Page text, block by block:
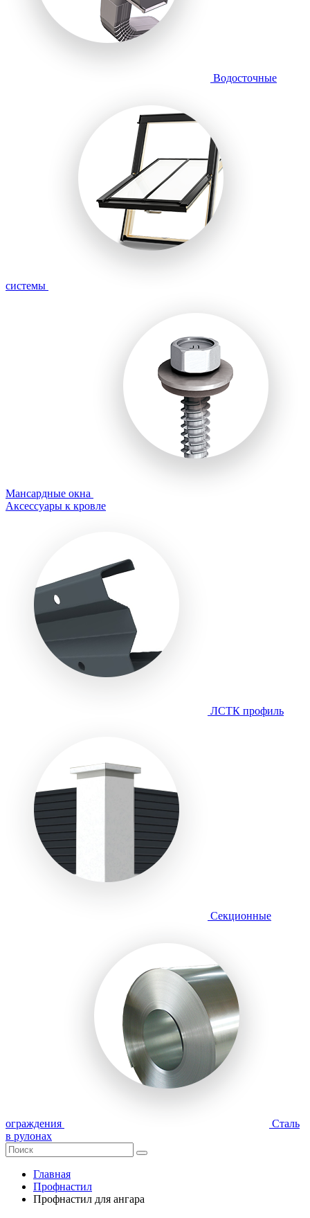
Водосточные
системы
Мансардные окна
Аксессуары к кровле
ЛСТК профиль
Секционные
ограждения
Сталь
в рулонах
Главная
Профнастил
Профнастил для ангара